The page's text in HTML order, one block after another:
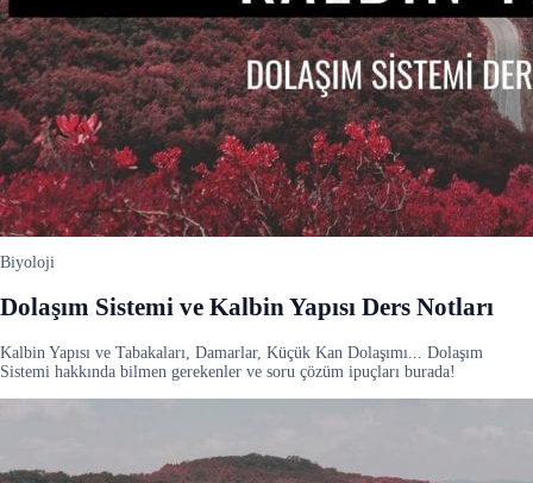
Biyoloji
Dolaşım Sistemi ve Kalbin Yapısı Ders Notları
Kalbin Yapısı ve Tabakaları, Damarlar, Küçük Kan Dolaşımı... Dolaşım
Sistemi hakkında bilmen gerekenler ve soru çözüm ipuçları burada!